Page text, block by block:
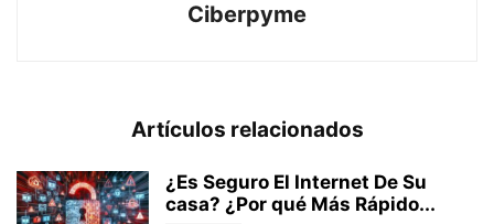
Ciberpyme
Artículos relacionados
¿Es Seguro El Internet De Su
casa? ⁢¿Por qué Más Rápido...